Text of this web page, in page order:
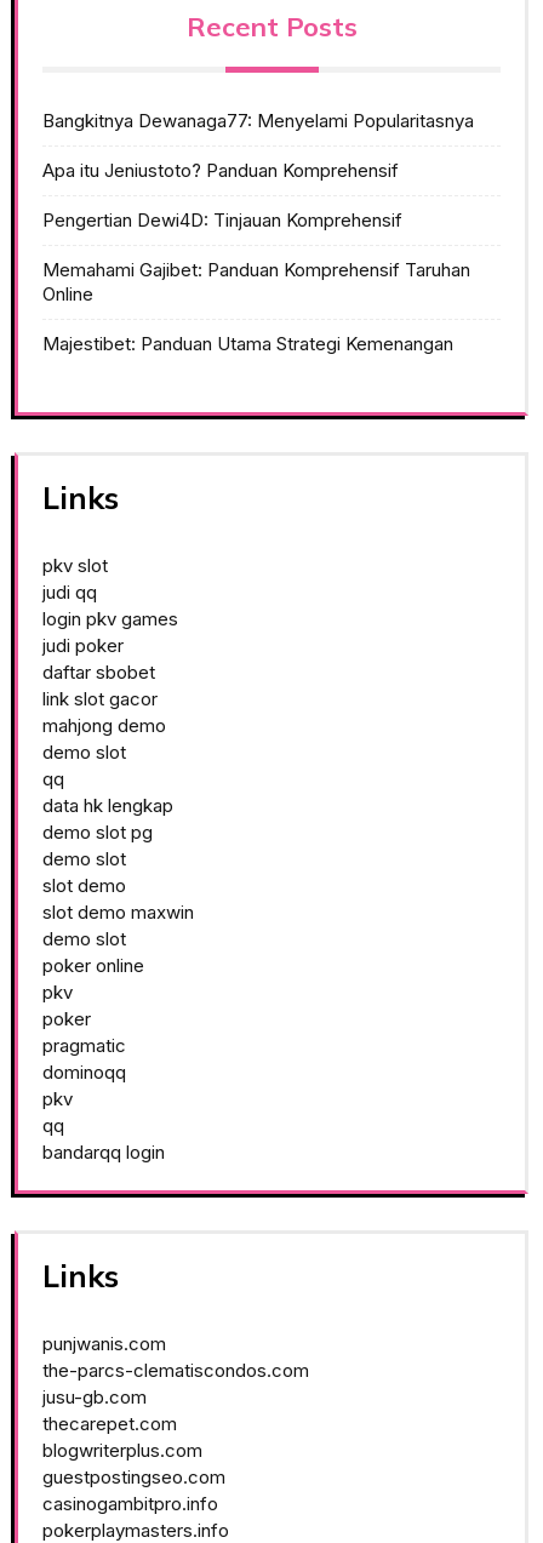
Recent Posts
Bangkitnya Dewanaga77: Menyelami Popularitasnya
Apa itu Jeniustoto? Panduan Komprehensif
Pengertian Dewi4D: Tinjauan Komprehensif
Memahami Gajibet: Panduan Komprehensif Taruhan
Online
Majestibet: Panduan Utama Strategi Kemenangan
Links
pkv slot
judi qq
login pkv games
judi poker
daftar sbobet
link slot gacor
mahjong demo
demo slot
qq
data hk lengkap
demo slot pg
demo slot
slot demo
slot demo maxwin
demo slot
poker online
pkv
poker
pragmatic
dominoqq
pkv
qq
bandarqq login
Links
punjwanis.com
the-parcs-clematiscondos.com
jusu-gb.com
thecarepet.com
blogwriterplus.com
guestpostingseo.com
casinogambitpro.info
pokerplaymasters.info